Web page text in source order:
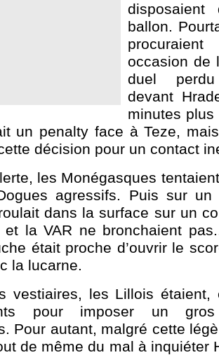
ballon.
occasion de
duel
devant
minutes plus
un penalty face à Teze,
décision pour un contact
les Monégasques
agressifs. Puis sur un
dans la surface sur un
et la VAR ne bronchaient
était proche d’ouvrir le
la lucarne.
vestiaires, les Lillois étaient,
pour imposer un
Pour autant, malgré cette
de même du mal à inquiéter